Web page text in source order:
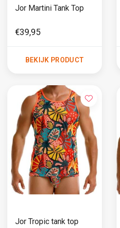
Jor Martini Tank Top
€39,95
BEKIJK PRODUCT
Jor Tropic tank top